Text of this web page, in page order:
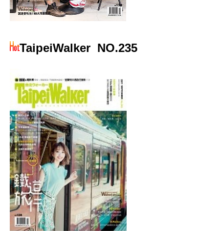
TaipeiWalker NO.235